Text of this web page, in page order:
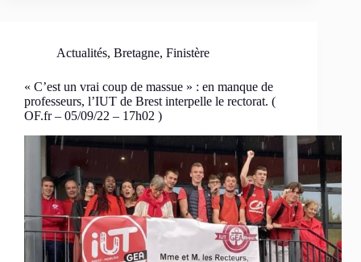
Actualités, Bretagne, Finistère
« C’est un vrai coup de massue » : en manque de
professeurs, l’IUT de Brest interpelle le rectorat. (
OF.fr – 05/09/22 – 17h02 )